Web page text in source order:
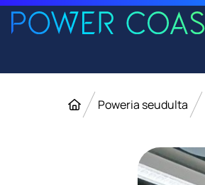
Siirry sisältöön
Siirry etusivulle
Etusivu
Poweria seudulta